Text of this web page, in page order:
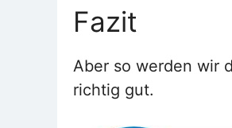
Fazit
Aber so werden wir
richtig gut.